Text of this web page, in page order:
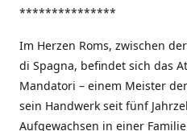
***************
Im Herzen Roms, zwischen
di Spagna, befindet sich das
Mandatori – einem Meister
sein Handwerk seit fünf
Aufgewachsen in einer